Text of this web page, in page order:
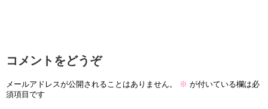
コメントをどうぞ
メールアドレスが公開されることはありません。 ※ が付いている欄は必
須項目です